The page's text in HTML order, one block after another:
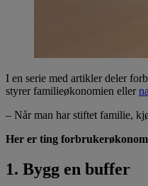
I en serie med artikler deler
styrer familieøkonomien eller
– Når man har stiftet familie,
Her er ting
1. Bygg en buffer